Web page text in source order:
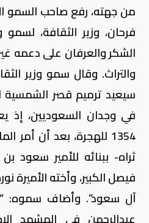
فرحان، وزير الثقافة،
الشكر والعرفان على دعمه
والتراث. وقال سمو وزير
سيعيد ترميم قصر الشمسية
في وجدان السعوديين، إذ
1354 للهجرة، بعد أن
ثراه- ببنائه للأمير سعود
فيصل الكبير، وأخته الأميرة
آل سعود”. وأضاف سموه:
عبدالرحمن في المشهد